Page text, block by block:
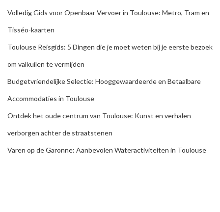
Volledig Gids voor Openbaar Vervoer in Toulouse: Metro, Tram en
Tisséo-kaarten
Toulouse Reisgids: 5 Dingen die je moet weten bij je eerste bezoek
om valkuilen te vermijden
Budgetvriendelijke Selectie: Hooggewaardeerde en Betaalbare
Accommodaties in Toulouse
Ontdek het oude centrum van Toulouse: Kunst en verhalen
verborgen achter de straatstenen
Varen op de Garonne: Aanbevolen Wateractiviteiten in Toulouse